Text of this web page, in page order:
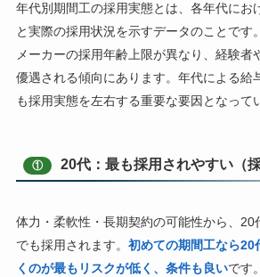
年代別期間工の採用実態とは、各年代にお
と実際の採用状況を示すデータのことです
メーカーの採用年齢上限が異なり、経験者
優遇される傾向にあります。年代による給
も採用実態を左右する重要な要因となって
① 20代：最も採用されやすい（
体力・柔軟性・長期契約の可能性から、20
でも採用されます。 初めての期間工なら20
くのが最もリスクが低く、条件も良いです